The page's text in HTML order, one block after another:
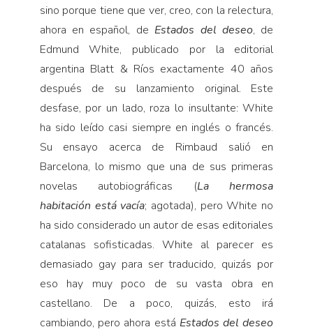
sino porque tiene que ver, creo, con la relectura,
ahora en español, de Estados del deseo, de
Edmund White, publicado por la editorial
argentina Blatt & Ríos exactamente 40 años
después de su lanzamiento original. Este
desfase, por un lado, roza lo insultante: White
ha sido leído casi siempre en inglés o francés.
Su ensayo acerca de Rimbaud salió en
Barcelona, lo mis­mo que una de sus primeras
novelas autobiográficas (La hermosa
habitación está vacía; agotada), pero White no
ha sido considerado un autor de esas editoriales
catalanas sofisticadas. White al parecer es
demasiado gay para ser traducido, quizás por
eso hay muy poco de su vasta obra en
castellano. De a poco, quizás, esto irá
cambiando, pero ahora está Estados del deseo